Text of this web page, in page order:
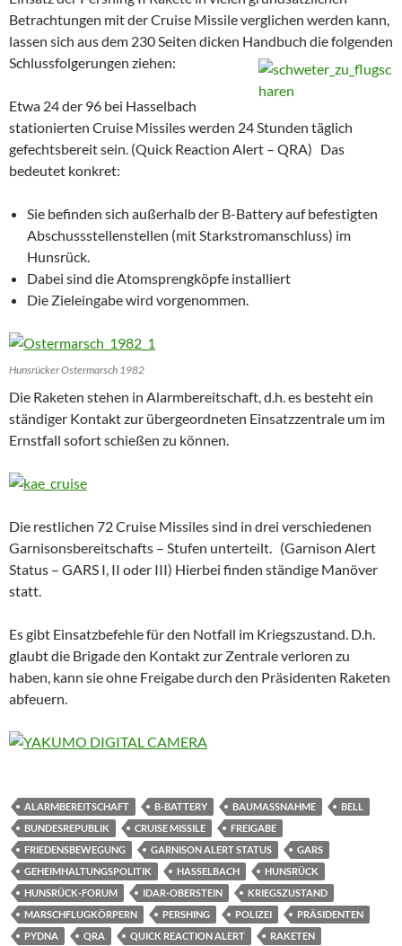
Betrachtungen mit der Cruise Missile verglichen werden kann,
lassen sich aus dem 230 Seiten dicken Handbuch die folgenden
Schlussfolgerungen ziehen:
Etwa 24 der 96 bei Hasselbach
stationierten Cruise Missiles werden 24 Stunden täglich
gefechtsbereit sein. (Quick Reaction Alert – QRA) Das
bedeutet konkret:
Sie befinden sich außerhalb der B-Battery auf befestigten
Abschussstellenstellen (mit Starkstromanschluss) im
Hunsrück.
Dabei sind die Atomsprengköpfe installiert
Die Zieleingabe wird vorgenommen.
Hunsrücker Ostermarsch 1982
Die Raketen stehen in Alarmbereitschaft, d.h. es besteht ein
ständiger Kontakt zur übergeordneten Einsatzzentrale um im
Ernstfall sofort schießen zu können.
Die restlichen 72 Cruise Missiles sind in drei verschiedenen
Garnisonsbereitschafts – Stufen unterteilt. (Garnison Alert
Status – GARS I, II oder III) Hierbei finden ständige Manöver
statt.
Es gibt Einsatzbefehle für den Notfall im Kriegszustand. D.h.
glaubt die Brigade den Kontakt zur Zentrale verloren zu
haben, kann sie ohne Freigabe durch den Präsidenten Raketen
abfeuern.
ALARMBEREITSCHAFT B-BATTERY BAUMASSNAHME
BELL
BUNDESREPUBLIK
CRUISE MISSILE
FREIGABE
FRIEDENSBEWEGUNG
GARNISON ALERT STATUS
GARS
GEHEIMHALTUNGSPOLITIK
HASSELBACH
HUNSRÜCK
HUNSRÜCK-FORUM
IDAR-OBERSTEIN
KRIEGSZUSTAND
MARSCHFLUGKÖRPERN
PERSHING POLIZEI
PRÄSIDENTEN
PYDNA
QRA QUICK REACTION ALERT
RAKETEN